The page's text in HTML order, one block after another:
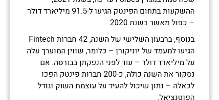
ההשקעות בתחום הפינטק הגיעו ל-91.5 מיליארד דולר
– כפול מאשר בשנת 2020.
בנוסף, ברבעון השלישי של השנה, 42 חברות Fintech
הגיעו למעמד של יוניקורן – כלומר, שווין המוערך עלה
על מיליארד דולר – עוד לפני הנפקתן בבורסה. אם
נסקור את השנה כולה, כ-200 חברות פינטק הפכו
לכאלה – נתון שיכול להעיד על עוצמת השוק וגודל
הפוטנציאל.